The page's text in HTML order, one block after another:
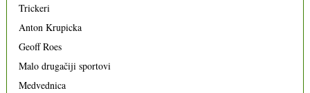
Trickeri
Anton Krupicka
Geoff Roes
Malo drugačiji sportovi
Medvednica